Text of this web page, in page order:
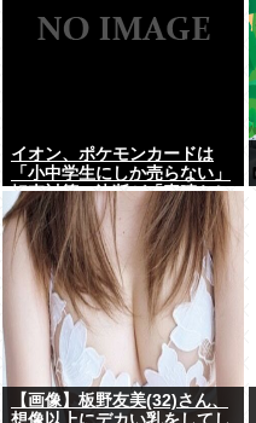
イオン、ポケモンカードは
「小中学生にしか売らない」
転売対策の決断が「素晴らし
い」
【画像】板野友美(32)さん、